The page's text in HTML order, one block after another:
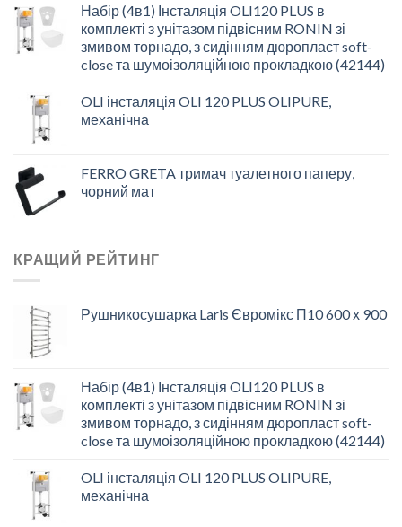
Набір (4в1) Інсталяція OLI120 PLUS в
комплекті з унітазом підвісним RONIN зі
змивом торнадо, з сидінням дюропласт soft-
close та шумоізоляційною прокладкою (42144)
OLI інсталяція OLI 120 PLUS OLIPURE,
механічна
FERRO GRETA тримач туалетного паперу,
чорний мат
КРАЩИЙ РЕЙТИНГ
Рушникосушарка Laris Євромікс П10 600 х 900
Набір (4в1) Інсталяція OLI120 PLUS в
комплекті з унітазом підвісним RONIN зі
змивом торнадо, з сидінням дюропласт soft-
close та шумоізоляційною прокладкою (42144)
OLI інсталяція OLI 120 PLUS OLIPURE,
механічна